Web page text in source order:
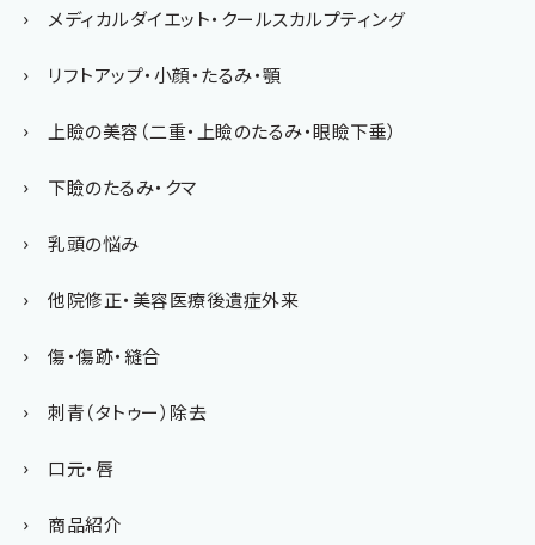
メディカルダイエット・クールスカルプティング
リフトアップ・小顔・たるみ・顎
上瞼の美容（二重・上瞼のたるみ・眼瞼下垂）
下瞼のたるみ・クマ
乳頭の悩み
他院修正・美容医療後遺症外来
傷・傷跡・縫合
刺青（タトゥー）除去
口元・唇
商品紹介